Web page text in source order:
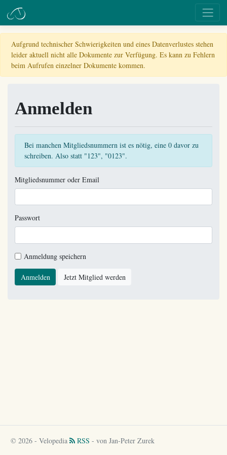
Aufgrund technischer Schwierigkeiten und eines Datenverlustes stehen
leider aktuell nicht alle Dokumente zur Verfügung. Es kann zu Fehlern
beim Aufrufen einzelner Dokumente kommen.
Anmelden
Bei manchen Mitgliedsnummern ist es nötig, eine 0 davor zu
schreiben. Also statt "123", "0123".
Mitgliedsnummer oder Email
Passwort
Anmeldung speichern
Anmelden Jetzt Mitglied werden
© 2026 - Velopedia RSS - von Jan-Peter Zurek